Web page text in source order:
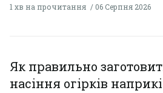
1 хв на прочитання 06 Серпня 2026
Як правильно
насіння огірків